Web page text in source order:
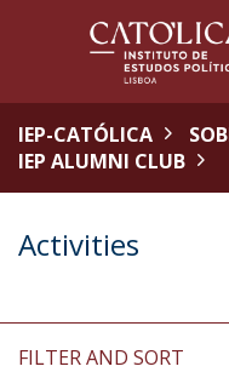
IEP-CATÓLICA
IEP ALUMNI CLUB
Activities
FILTER AND SORT